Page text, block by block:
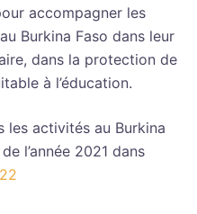
accompagner les
Burkina Faso dans leur
dans la protection de
à l’éducation.
les activités au Burkina
l’année 2021 dans